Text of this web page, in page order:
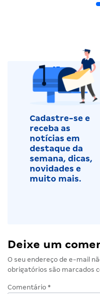
Cadastre-se e
receba as
notícias em
destaque da
semana, dicas,
novidades e
muito mais.
Deixe um
O seu endereço de e-mail
obrigatórios são marcados
Comentário *